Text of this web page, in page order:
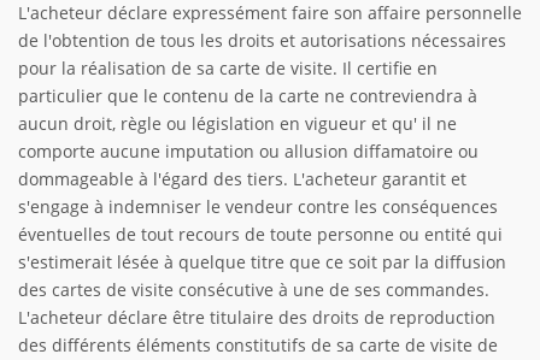
L'acheteur déclare expressément faire son affaire personnelle
de l'obtention de tous les droits et autorisations nécessaires
pour la réalisation de sa carte de visite. Il certifie en
particulier que le contenu de la carte ne contreviendra à
aucun droit, règle ou législation en vigueur et qu' il ne
comporte aucune imputation ou allusion diffamatoire ou
dommageable à l'égard des tiers. L'acheteur garantit et
s'engage à indemniser le vendeur contre les conséquences
éventuelles de tout recours de toute personne ou entité qui
s'estimerait lésée à quelque titre que ce soit par la diffusion
des cartes de visite consécutive à une de ses commandes.
L'acheteur déclare être titulaire des droits de reproduction
des différents éléments constitutifs de sa carte de visite de